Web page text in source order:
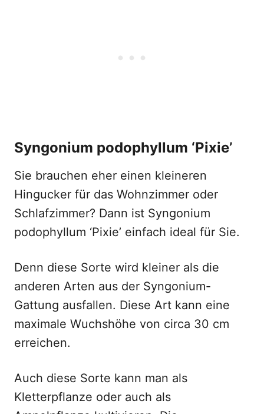
Syngonium podophyllum ‘Pixie’
Sie brauchen eher einen kleineren
Hingucker für das Wohnzimmer oder
Schlafzimmer? Dann ist Syngonium
podophyllum ‘Pixie’ einfach ideal für Sie.
Denn diese Sorte wird kleiner als die
anderen Arten aus der Syngonium-
Gattung ausfallen. Diese Art kann eine
maximale Wuchshöhe von circa 30 cm
erreichen.
Auch diese Sorte kann man als
Kletterpflanze oder auch als